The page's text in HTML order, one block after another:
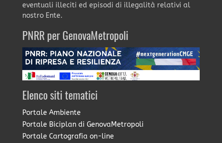
eventuali illeciti ed episodi di illegalità relativi al
nostro Ente.
PNRR per GenovaMetropoli
Elenco siti tematici
Portale Ambiente
Portale Biciplan di GenovaMetropoli
Portale Cartografia on-line